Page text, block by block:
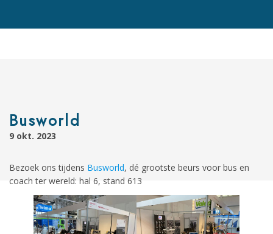
Busworld
9 okt. 2023
Bezoek ons tijdens Busworld, dé grootste beurs voor bus en
coach ter wereld: hal 6, stand 613